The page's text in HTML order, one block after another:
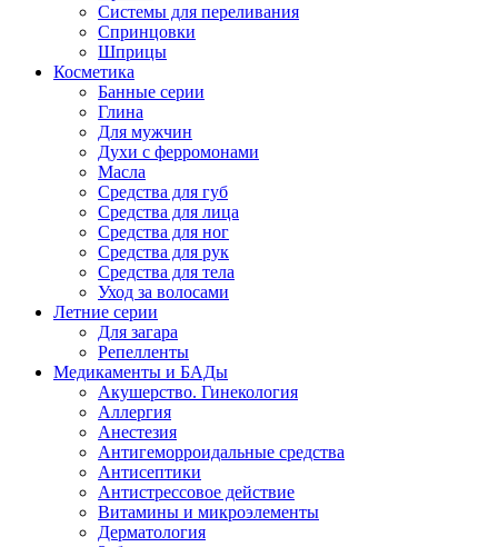
Системы для переливания
Спринцовки
Шприцы
Косметика
Банные серии
Глина
Для мужчин
Духи с ферромонами
Масла
Средства для губ
Средства для лица
Средства для ног
Средства для рук
Средства для тела
Уход за волосами
Летние серии
Для загара
Репелленты
Медикаменты и БАДы
Акушерство. Гинекология
Аллергия
Анестезия
Антигеморроидальные средства
Антисептики
Антистрессовое действие
Витамины и микроэлементы
Дерматология